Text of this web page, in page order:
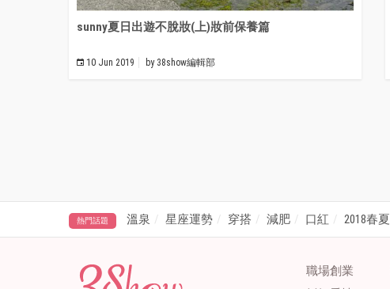
sunny夏日出遊不脫妝(上)妝前保養篇
10 Jun 2019 by 38show編輯部
熱門話題 溫泉 星座運勢 穿搭 減肥 口紅 2018春夏
職場創業